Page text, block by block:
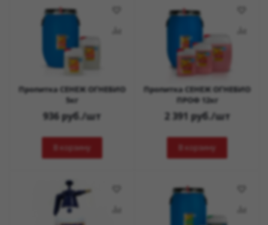
Пропитка СЕНЕЖ ОГНЕБИО
5кг
936руб./шт
В корзину
Пропитка СЕНЕЖ ОГНЕБИО
ПРОФ 12кг
2 391 руб./шт
В корзину